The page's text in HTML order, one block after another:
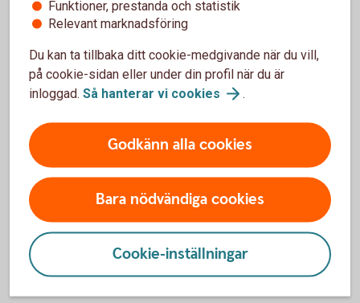
Vill du ha hjälp med juridiken?
gifter sig. Ibland händer det oförutsedda. Se till att
få en bra start och skapa en trygg framtid
tillsammans.
Familjejuridik - juridisk hjälp för
privatpersoner
Funktioner, prestanda och statistik
Relevant marknadsföring
Du kan ta tillbaka ditt cookie-medgivande när du vill,
på cookie-sidan eller under din profil när du är
inloggad. Så hanterar vi cookies .
Godkänn alla cookies
Bara nödvändiga cookies
Cookie-inställningar